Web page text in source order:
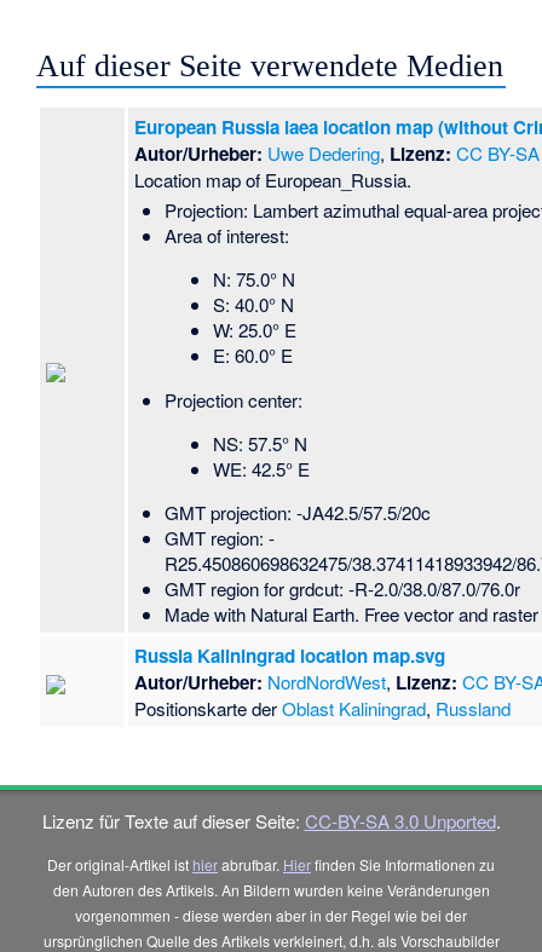
Auf dieser Seite verwendete Medien
European Russia laea location map (without
Autor/Urheber: Uwe Dedering, Lizenz: CC BY-
Location map of European_Russia.
Projection: Lambert azimuthal equal-area
Area of interest:
N: 75.0° N
S: 40.0° N
W: 25.0° E
E: 60.0° E
Projection center:
NS: 57.5° N
WE: 42.5° E
GMT projection: -JA42.5/57.5/20c
GMT region: -
R25.450860698632475/38.37411418933942/
GMT region for grdcut: -R-2.0/38.0/87.0/76.0r
Made with Natural Earth. Free vector and
Russia Kaliningrad location map.svg
Autor/Urheber: NordNordWest, Lizenz: CC BY-
Positionskarte derOblast Kaliningrad, Russland
Lizenz für Texte auf dieser Seite: CC-BY-SA 3.0 Unported.
Der original-Artikel ist hierabrufbar. Hierfinden Sie Informationen zu
den Autoren des Artikels. An Bildern wurden keine Veränderungen
vorgenommen - diese werden aber in der Regel wie bei der
ursprünglichen Quelle des Artikels verkleinert, d.h. als Vorschaubilder